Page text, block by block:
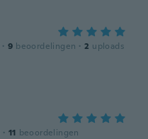
· 9 beoordelingen · 2 uploads
· 11 beoordelingen